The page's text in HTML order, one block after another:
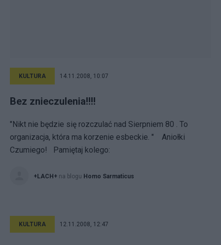
KULTURA 14.11.2008, 10:07
Bez znieczulenia!!!!
"Nikt nie będzie się rozczulać nad Sierpniem 80 . To
organizacja, która ma korzenie esbeckie. " Aniołki
Czumiego! Pamiętaj kolego:
+LACH+ na blogu Homo Sarmaticus
KULTURA 12.11.2008, 12:47